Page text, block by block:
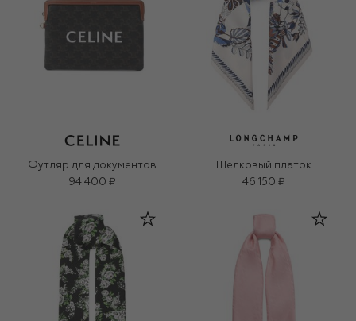
Футляр для документов
94 400 ₽
Шелковый платок
46 150 ₽